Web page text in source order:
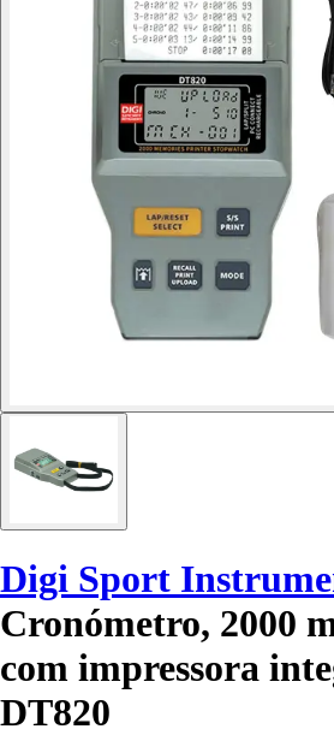
Digi Sport
Cronómetro, 2000
com impressora
DT820